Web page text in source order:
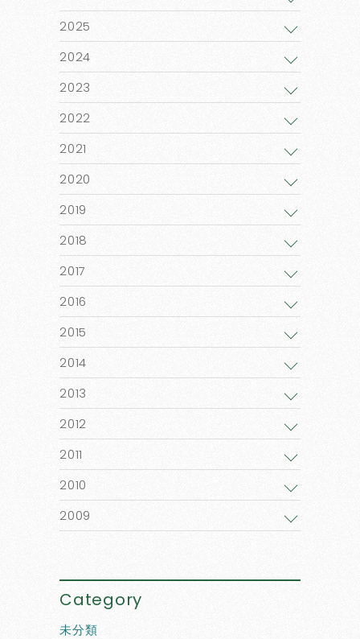
2025
2024
2023
2022
2021
2020
2019
2018
2017
2016
2015
2014
2013
2012
2011
2010
2009
Category
未分類